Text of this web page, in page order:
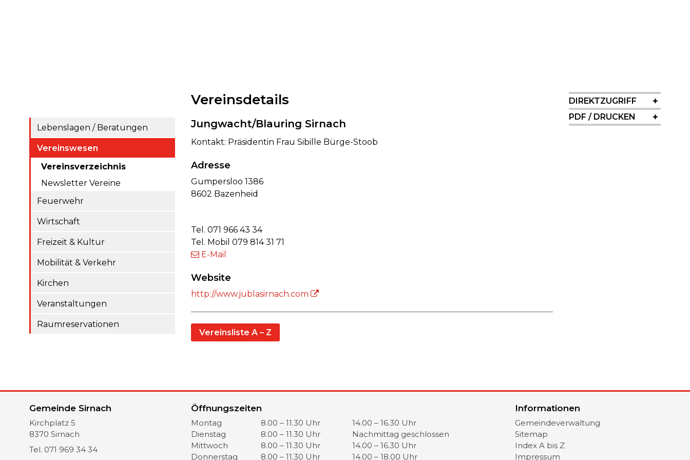
Lebenslagen / Beratungen
Vereinswesen
Vereinsverzeichnis
Newsletter Vereine
Feuerwehr
Wirtschaft
Freizeit & Kultur
Mobilität & Verkehr
Kirchen
Veranstaltungen
Raumreservationen
Vereinsdetails
Jungwacht/Blauring Sirnach
Kontakt: Präsidentin Frau Sibille Bürge-Stoob
Adresse
Gumpersloo 1386
8602 Bazenheid
Tel. 071 966 43 34
Tel. Mobil 079 814 31 71
E-Mail
Website
http://www.jublasirnach.com
Vereinsliste A – Z
SIDEBAR
DIREKTZUGRIFF
PDF / DRUCKEN
Gemeinde Sirnach
Kirchplatz 5
8370 Sirnach
Tel. 071 969 34 34
Öffnungszeiten
Öffnungszeiten
TagVormittag Nachmittag
Montag 8.00 – 11.30 Uhr
14.00 – 16.30 Uhr
Dienstag
8.00 – 11.30 Uhr
Nachmittag geschlossen
Mittwoch
8.00 – 11.30 Uhr
14.00 – 16.30 Uhr
Donnerstag
8.00 – 11.30 Uhr 14.00 – 18.00 Uhr
Informationen
Gemeindeverwaltung
Sitemap
Index A bis Z
Impressum